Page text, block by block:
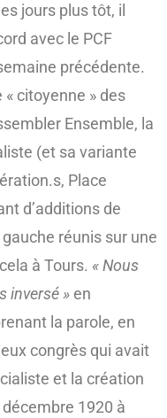
jours plus tôt, il
avec le PCF
précédente.
citoyenne » des
Ensemble, la
(et sa variante
Place
d’additions de
réunis sur une
à Tours. « Nous
inversé » en
la parole, en
congrès qui avait
et la création
1920 à